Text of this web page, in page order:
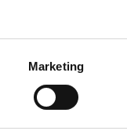
Marketing